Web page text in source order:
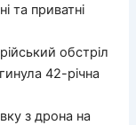
та приватні
обстріл
42-річна
з дрона на